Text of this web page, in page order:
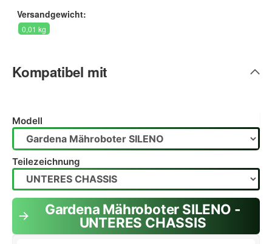
Versandgewicht:
0,01 kg
Kompatibel mit
Gardena Mähroboter SILENO -
UNTERES CHASSIS
Teilezeichnung
Modell